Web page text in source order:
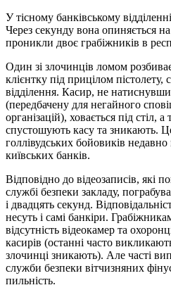
У тісному банківському
Через секунду вона опиняється
проникли двоє грабіжників в
Один зі злочинців ломом
клієнтку під прицілом пістолету,
відділення. Касир, не
(передбачену для негайного
організацій), ховається під
спустошують касу та зникають.
голлівудських бойовиків
київських банків.
Відповідно до відеозаписів, які
службі безпеки закладу,
і двадцять секунд.
несуть і самі банкіри.
відсутність відеокамер та
касирів (останні часто
злочинці зникають). Але часті
служби безпеки вітчизняних
пильність.